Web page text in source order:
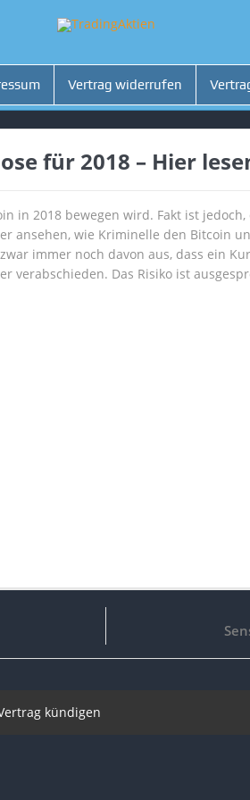
Vertrag widerrufen
für 2018 – Hier
in 2018 bewegen wird. Fakt ist
ansehen, wie Kriminelle den Bitcoin
immer noch davon aus, dass ein
verabschieden. Das Risiko ist
kündigen